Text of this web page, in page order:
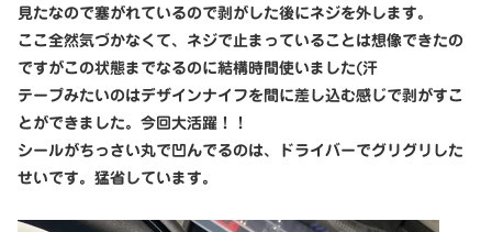
見たなので塞がれているので剥がした後にネジを外します。
ここ全然気づかなくて、ネジで止まっていることは想像できたの
ですがこの状態までなるのに結構時間使いました(汗
テープみたいのはデザインナイフを間に差し込む感じで剥がすこ
とができました。今回大活躍！！
シールがちっさい丸で凹んでるのは、ドライバーでグリグリした
せいです。猛省しています。